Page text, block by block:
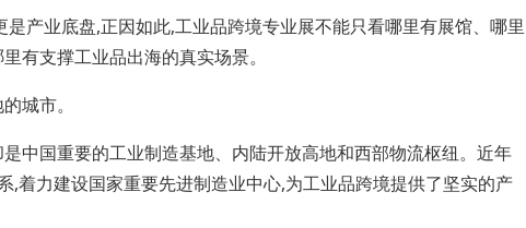
产业底盘,正因如此,工业品跨境专业展不能只看哪里有展馆、哪里
有支撑工业品出海的真实场景。
城市。
国重要的工业制造基地、内陆开放高地和西部物流枢纽。近年
,着力建设国家重要先进制造业中心,为工业品跨境提供了坚实的产